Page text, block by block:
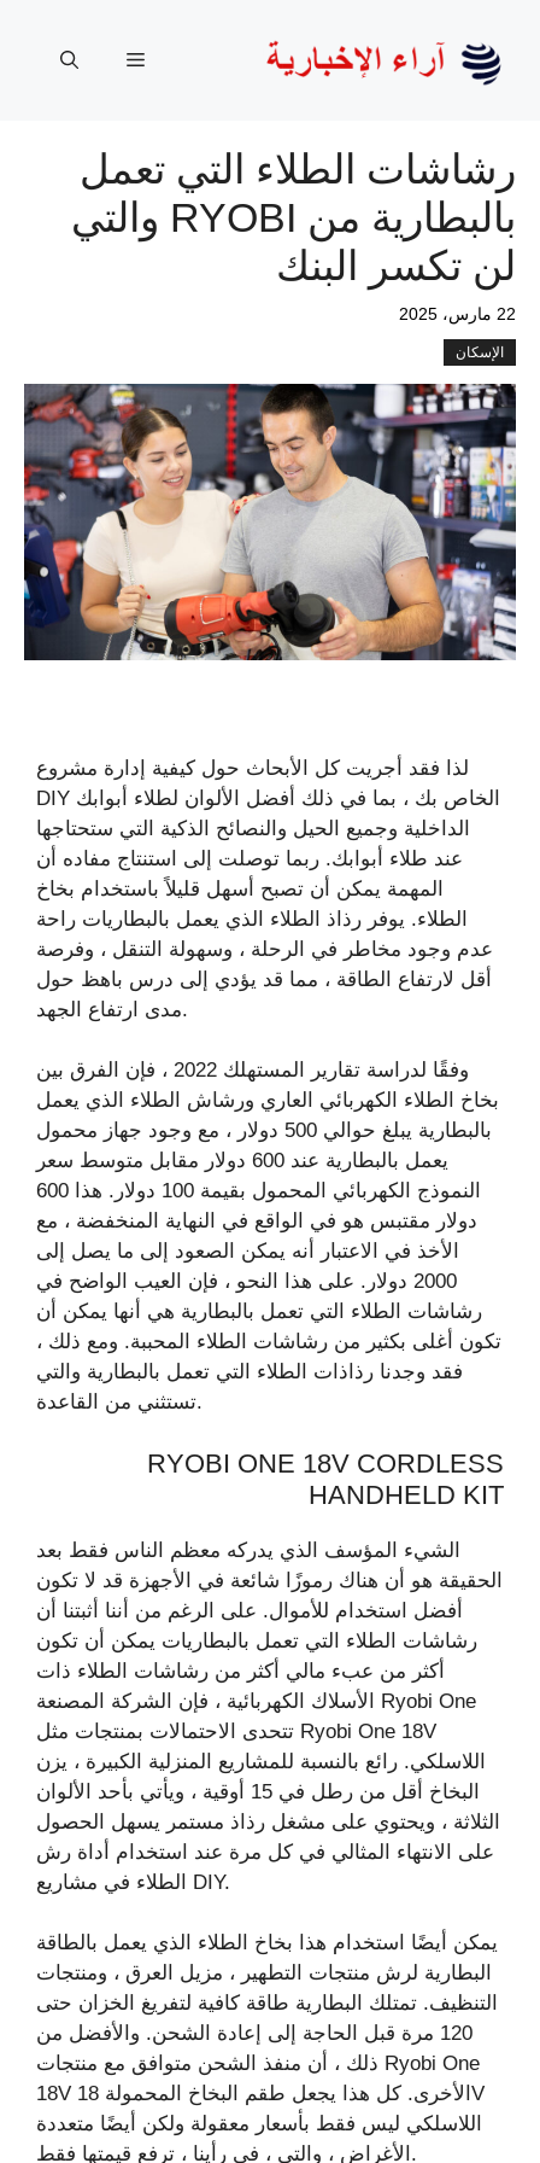
المحتوى
القائمة
رشاشات الطلاء التي تعمل
بالبطارية من RYOBI والتي
لن تكسر البنك
22 مارس، 2025
الإسكان
لذا فقد أجريت كل الأبحاث حول كيفية إدارة مشروع
DIY الخاص بك ، بما في ذلك أفضل الألوان لطلاء أبوابك
الداخلية وجميع الحيل والنصائح الذكية التي ستحتاجها
عند طلاء أبوابك. ربما توصلت إلى استنتاج مفاده أن
المهمة يمكن أن تصبح أسهل قليلاً باستخدام بخاخ
الطلاء. يوفر رذاذ الطلاء الذي يعمل بالبطاريات راحة
عدم وجود مخاطر في الرحلة ، وسهولة التنقل ، وفرصة
أقل لارتفاع الطاقة ، مما قد يؤدي إلى درس باهظ حول
مدى ارتفاع الجهد.
وفقًا لدراسة تقارير المستهلك 2022 ، فإن الفرق بين
بخاخ الطلاء الكهربائي العاري ورشاش الطلاء الذي يعمل
بالبطارية يبلغ حوالي 500 دولار ، مع وجود جهاز محمول
يعمل بالبطارية عند 600 دولار مقابل متوسط ​​سعر
النموذج الكهربائي المحمول بقيمة 100 دولار. هذا 600
دولار مقتبس هو في الواقع في النهاية المنخفضة ، مع
الأخذ في الاعتبار أنه يمكن الصعود إلى ما يصل إلى
2000 دولار. على هذا النحو ، فإن العيب الواضح في
رشاشات الطلاء التي تعمل بالبطارية هي أنها يمكن أن
تكون أغلى بكثير من رشاشات الطلاء المحببة. ومع ذلك ،
فقد وجدنا رذاذات الطلاء التي تعمل بالبطارية والتي
تستثني من القاعدة.
RYOBI ONE 18V CORDLESS
HANDHELD KIT
الشيء المؤسف الذي يدركه معظم الناس فقط بعد
الحقيقة هو أن هناك رموزًا شائعة في الأجهزة قد لا تكون
أفضل استخدام للأموال. على الرغم من أننا أثبتنا أن
رشاشات الطلاء التي تعمل بالبطاريات يمكن أن تكون
أكثر من عبء مالي أكثر من رشاشات الطلاء ذات
الأسلاك الكهربائية ، فإن الشركة المصنعة Ryobi One
تتحدى الاحتمالات بمنتجات مثل Ryobi One 18V
اللاسلكي. رائع بالنسبة للمشاريع المنزلية الكبيرة ، يزن
البخاخ أقل من رطل في 15 أوقية ، ويأتي بأحد الألوان
الثلاثة ، ويحتوي على مشغل رذاذ مستمر يسهل الحصول
على الانتهاء المثالي في كل مرة عند استخدام أداة رش
الطلاء في مشاريع DIY.
يمكن أيضًا استخدام هذا بخاخ الطلاء الذي يعمل بالطاقة
البطارية لرش منتجات التطهير ، مزيل العرق ، ومنتجات
التنظيف. تمتلك البطارية طاقة كافية لتفريغ الخزان حتى
120 مرة قبل الحاجة إلى إعادة الشحن. والأفضل من
ذلك ، أن منفذ الشحن متوافق مع منتجات Ryobi One
18V الأخرى. كل هذا يجعل طقم البخاخ المحمولة 18V
اللاسلكي ليس فقط بأسعار معقولة ولكن أيضًا متعددة
الأغراض ، والتي ، في رأينا ، ترفع قيمتها فقط.